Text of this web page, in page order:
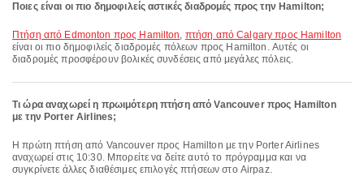
Ποιες είναι οι πιο δημοφιλείς αστικές διαδρομές προς την Hamilton;
πτήση από Edmonton προς Hamilton, πτήση από Calgary προς Hamilton
είναι οι πιο δημοφιλείς διαδρομές πόλεων προς Hamilton. Αυτές οι
διαδρομές προσφέρουν βολικές συνδέσεις από μεγάλες πόλεις.
Τι ώρα αναχωρεί η πρωιμότερη πτήση από Vancouver προς Hamilton
με την Porter Airlines;
Η πρώτη πτήση από Vancouver προς Hamilton με την Porter Airlines
αναχωρεί στις 10:30. Μπορείτε να δείτε αυτό το πρόγραμμα και να
συγκρίνετε άλλες διαθέσιμες επιλογές πτήσεων στο Airpaz.